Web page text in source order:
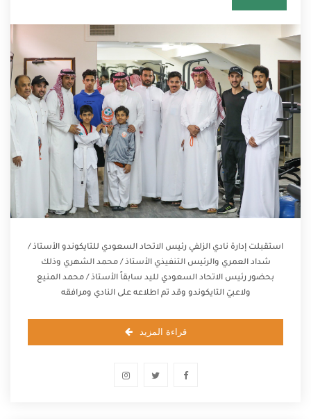
استقبلت إدارة نادي الزلفي رئيس الاتحاد السعودي للتايكوندو الأستاذ /
شداد العمري والرئيس التنفيذي الأستاذ / محمد الشهري وذلك
بحضور رئيس الاتحاد السعودي لليد سابقاً الأستاذ / محمد المنيع
ولاعبيّ التايكوندو وقد تم اطلاعه على النادي ومرافقه
قراءة المزيد